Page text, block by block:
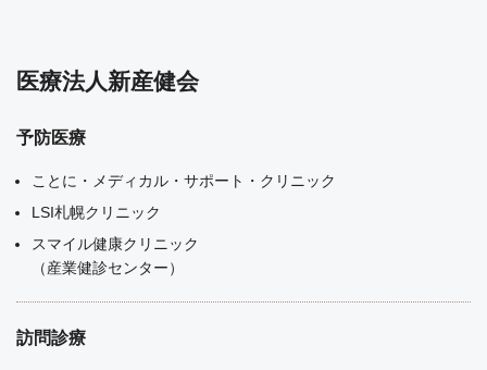
医療法人新産健会
予防医療
ことに・メディカル・サポート・クリニック
LSI札幌クリニック
スマイル健康クリニック
（産業健診センター）
訪問診療